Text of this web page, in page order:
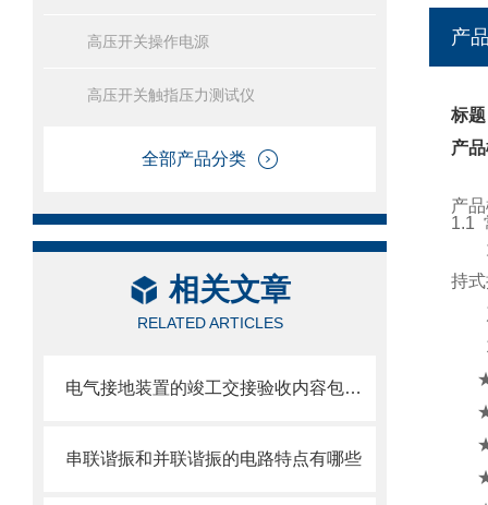
高压开关操作电源
高压开关触指压力测试仪
全部产品分类
相关文章
RELATED ARTICLES
电气接地装置的竣工交接验收内容包括哪些？
串联谐振和并联谐振的电路特点有哪些
产
标
产
产
1.1
持